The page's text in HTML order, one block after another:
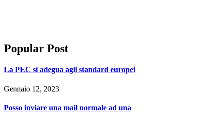
Popular Post
La PEC si adegua agli standard europei
Gennaio 12, 2023
Posso inviare una mail normale ad una